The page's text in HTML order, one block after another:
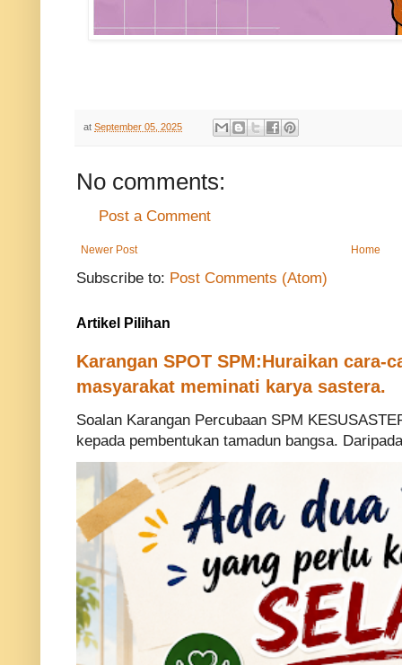
at September 05, 2025
No comments:
Post a Comment
Newer Post Home
Subscribe to: Post Comments (Atom)
Artikel Pilihan
Karangan SPOT SPM:Huraikan cara-
masyarakat meminati karya sastera.
Soalan Karangan Percubaan SPM
kepada pembentukan tamadun bangsa.